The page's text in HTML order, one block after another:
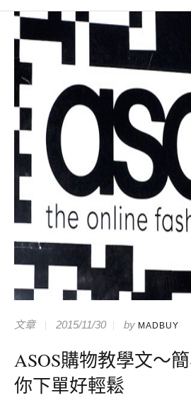
文章 2015/11/30 by MADBUY
ASOS購物教學文～
你下單好輕鬆